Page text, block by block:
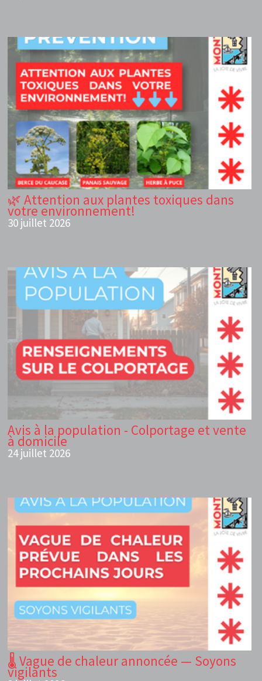
🌿 Attention aux plantes toxiques dans
votre environnement!
30 juillet 2026
Avis à la population - Colportage et vente
à domicile
24 juillet 2026
🌡️ Vague de chaleur annoncée — Soyons
vigilants